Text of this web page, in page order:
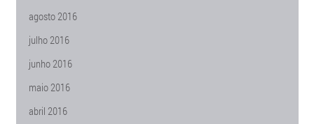
agosto 2016
julho 2016
junho 2016
maio 2016
abril 2016